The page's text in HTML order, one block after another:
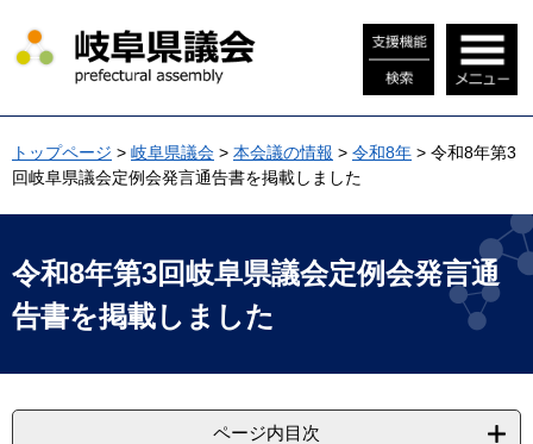
ジ
先
で
す
。
ュ
を
ば
し
て
トップページ > 岐阜県議会 > 本会議の情報 > 令和8年 > 令和8年第3
回岐阜県議会定例会発言通告書を掲載しました
令和8年第3回岐阜県議会定例会発言通
告書を掲載しました
ページ内目次